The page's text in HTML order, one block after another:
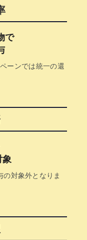
で
ーンでは統一の還
象
対象外となりま